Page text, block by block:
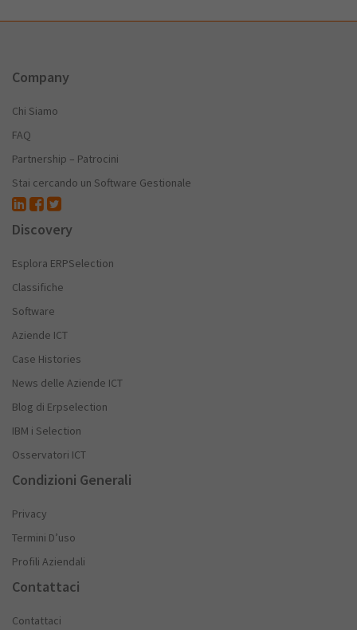
Company
Chi Siamo
FAQ
Partnership – Patrocini
Stai cercando un Software Gestionale
Discovery
Esplora ERPSelection
Classifiche
Software
Aziende ICT
Case Histories
News delle Aziende ICT
Blog di Erpselection
IBM i Selection
Osservatori ICT
Condizioni Generali
Privacy
Termini D’uso
Profili Aziendali
Contattaci
Contattaci